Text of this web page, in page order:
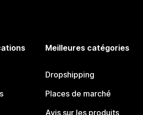
Meilleures catégories
Dropshipping
Places de marché
Avis sur les produits